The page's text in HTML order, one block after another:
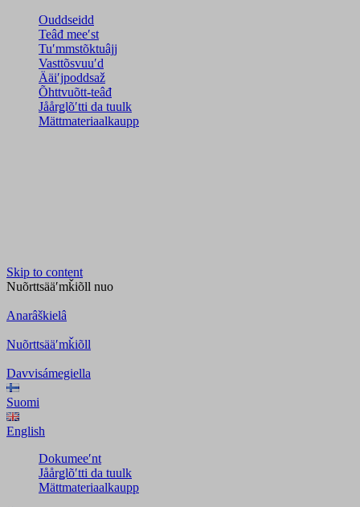
Ouddseidd
Teâđ meeʹst
Tuʹmmstõktuâjj
Vasttõsvuuʹd
Ääiʹjpoddsaž
Õhttvuõtt-teâđ
Jåårǥlõʹtti da tuulk
Mättmateriaalkaupp
Skip to content
Nuõrttsääʹmǩiõll nuo
Anarâškielâ
Nuõrttsääʹmǩiõll
Davvisámegiella
Suomi
English
Dokumeeʹnt
Jåårǥlõʹtti da tuulk
Mättmateriaalkaupp